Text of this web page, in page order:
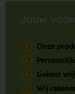
Jouw
Onze
Geheel
Wij